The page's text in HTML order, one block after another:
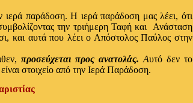
παράδοση. Η ιερά παράδοση μας λέει, ότι
την τριήμερη Ταφή και Ανάσταση
και αυτά που λέει ο Απόστολος Παύλος στην
προσεύχεται προς ανατολάς. Αυτό δεν το
στοιχείο από την Ιερά Παράδοση.